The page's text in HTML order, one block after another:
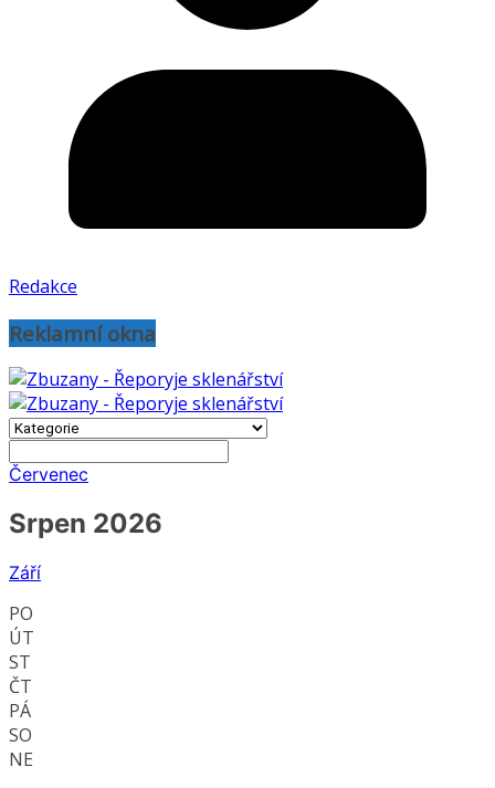
Redakce
Reklamní okna
Červenec
Srpen 2026
Září
PO
ÚT
ST
ČT
PÁ
SO
NE